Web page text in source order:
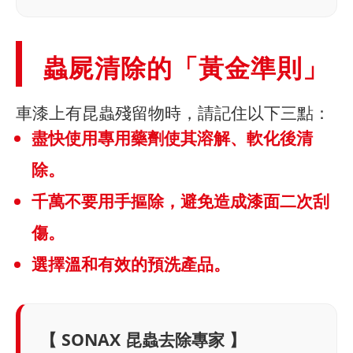
蟲屍清除的「黃金準則」
車漆上有昆蟲殘留物時，請記住以下三點：
盡快使用專用藥劑使其溶解、軟化後清
除。
千萬不要用手摳除，避免造成漆面二次刮
傷。
選擇溫和有效的預洗產品。
【 SONAX 昆蟲去除專家 】